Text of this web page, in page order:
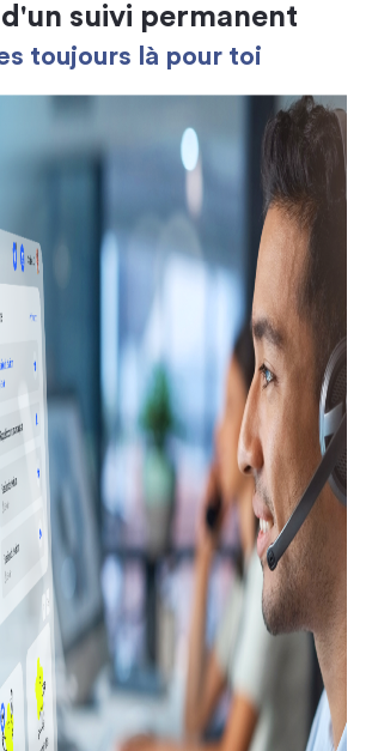
d'un suivi permanent
toujours là pour toi